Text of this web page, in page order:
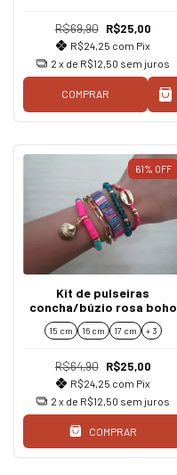
R$69,90 R$25,00
R$24,25 com Pix
2 x de R$12,50 sem juros
COMPRAR
61% OFF
Kit de pulseiras
concha/búzio rosa boho
15 cm 16 cm 17 cm + 3
R$64,90 R$25,00
R$24,25 com Pix
2 x de R$12,50 sem juros
COMPRAR